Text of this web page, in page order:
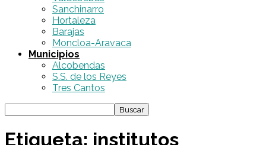
Sanchinarro
Hortaleza
Barajas
Moncloa-Aravaca
Municipios
Alcobendas
S.S. de los Reyes
Tres Cantos
Etiqueta: institutos